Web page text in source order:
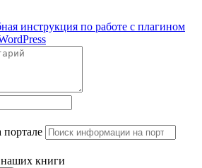
инструкция по работе с плагином
книги